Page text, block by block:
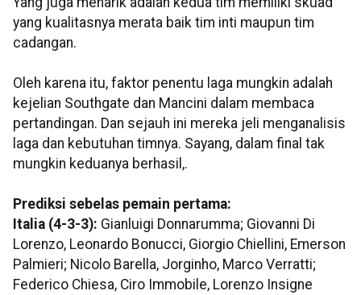
yang kualitasnya merata baik tim inti maupun tim
cadangan.
Oleh karena itu, faktor penentu laga mungkin adalah
kejelian Southgate dan Mancini dalam membaca
pertandingan. Dan sejauh ini mereka jeli menganalisis
laga dan kebutuhan timnya. Sayang, dalam final tak
mungkin keduanya berhasil,.
Prediksi sebelas pemain pertama:
Italia (4-3-3): Gianluigi Donnarumma; Giovanni Di
Lorenzo, Leonardo Bonucci, Giorgio Chiellini, Emerson
Palmieri; Nicolo Barella, Jorginho, Marco Verratti;
Federico Chiesa, Ciro Immobile, Lorenzo Insigne